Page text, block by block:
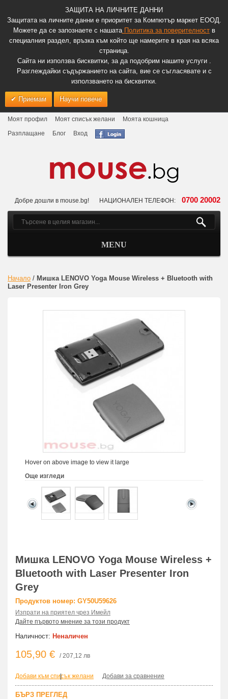
ЗАЩИТА НА ЛИЧНИТЕ ДАННИ
Защитата на личните данни е приоритет за Компютър маркет ЕООД.
Можете да се запознаете с нашатаПолитика за поверителноств
специалния раздел, връзка към който ще намерите в края на всяка
страница.
Сайта ни използва бисквитки, за да подобрим нашите услуги .
Разглеждайки съдържанието на сайта, вие се съгласявате и с
използването на бисквитки.
Приемам Научи повече
Моят профил Моят списък желани
Моята кошница
Разплащане
Блог Вход
Добре дошли в mouse.bg! НАЦИОНАЛЕН ТЕЛЕФОН: 0700 20002
MENU
Начало / Мишка LENOVO Yoga Mouse Wireless + Bluetooth with
Laser Presenter Iron Grey
Hover on above image to view it large
Още изгледи
Мишка LENOVO Yoga Mouse Wireless +
Bluetooth with Laser Presenter Iron
Grey
Продуктов номер: GY50U59626
Изпрати на приятел чрез Имейл
Дайте първото мнение за този продукт
Наличност: Неналичен
105,90 € / 207,12 лв
Добави към списък желани
| Добави за сравнение
БЪРЗ ПРЕГЛЕД